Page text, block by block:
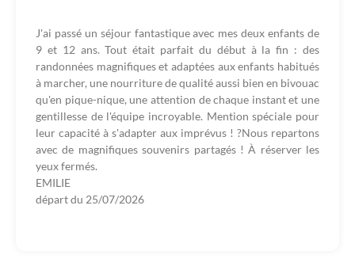
J'ai passé un séjour fantastique avec mes deux enfants de
9 et 12 ans. Tout était parfait du début à la fin : des
randonnées magnifiques et adaptées aux enfants habitués
à marcher, une nourriture de qualité aussi bien en bivouac
qu'en pique-nique, une attention de chaque instant et une
gentillesse de l'équipe incroyable. Mention spéciale pour
leur capacité à s'adapter aux imprévus ! ?Nous repartons
avec de magnifiques souvenirs partagés ! À réserver les
yeux fermés.
EMILIE
départ du 25/07/2026